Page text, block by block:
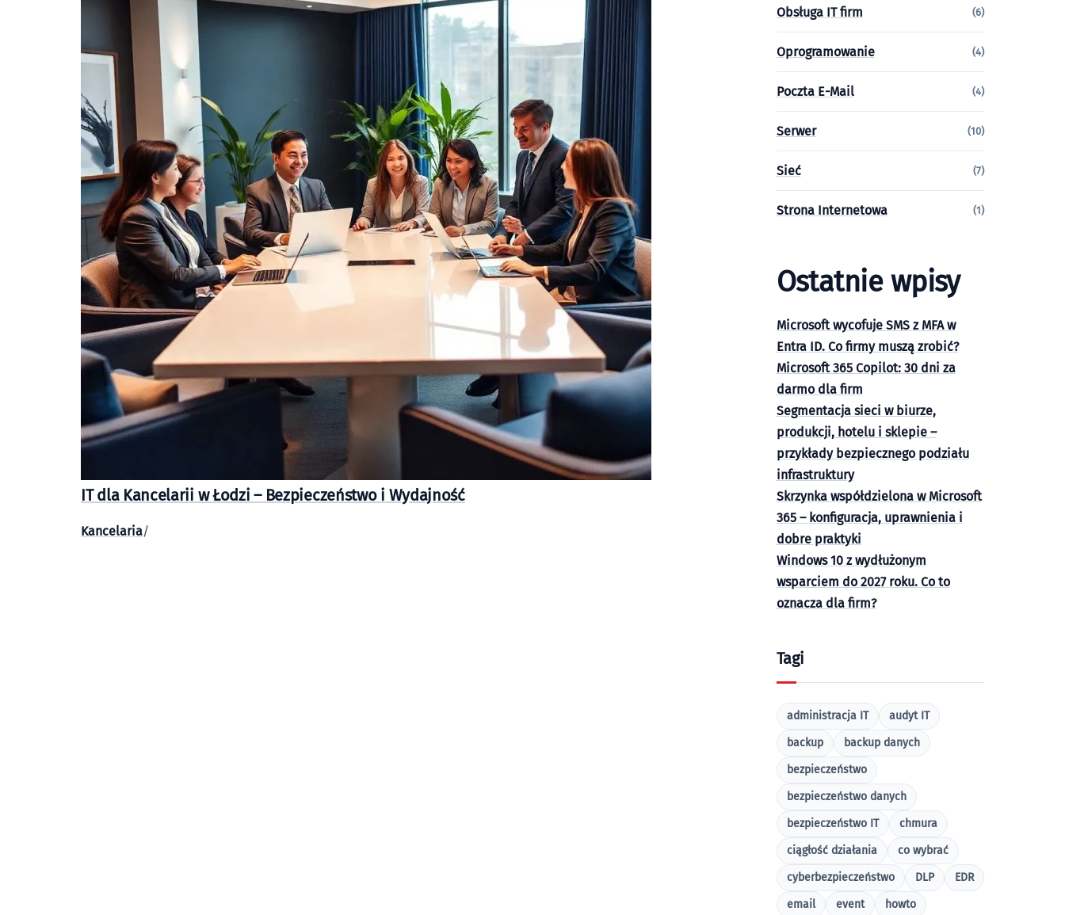
IT dla Kancelarii w Łodzi – Bezpieczeństwo i Wydajność
Kancelaria/
Obsługa IT firm (6)
Oprogramowanie (4)
Poczta E-Mail (4)
Serwer (10)
Sieć (7)
Strona Internetowa (1)
Ostatnie wpisy
Microsoft wycofuje SMS z MFA w
Entra ID. Co firmy muszą zrobić?
Microsoft 365 Copilot: 30 dni za
darmo dla firm
Segmentacja sieci w biurze,
produkcji, hotelu i sklepie –
przykłady bezpiecznego podziału
infrastruktury
Skrzynka współdzielona w Microsoft
365 – konfiguracja, uprawnienia i
dobre praktyki
Windows 10 z wydłużonym
wsparciem do 2027 roku. Co to
oznacza dla firm?
Tagi
administracja IT
audyt IT
backup
backup danych
bezpieczeństwo
bezpieczeństwo danych
bezpieczeństwo IT
chmura
ciągłość działania
co wybrać
cyberbezpieczeństwo
DLP
EDR
email
event
howto